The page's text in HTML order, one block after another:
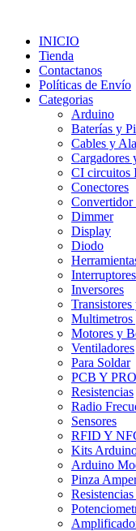
INICIO
Tienda
Contactanos
Políticas de Envío
Categorias
Arduino
Baterías y
Cables y
Cargadores
CI circuitos
Conectores
Dimmer
Display
Diodo
Interruptores
Inversores
Transistores
Multimetros
Motores y
Ventiladores
Para Soldar
PCB Y
Resistencias
Radio
Sensores
RFID Y
Kits
Arduino
Pinza